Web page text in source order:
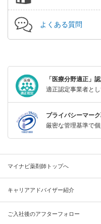
よくある質問
「医療分野適正」
適正認定事業者とし
プライバシーマー
厳密な管理基準で
マイナビ薬剤師トップへ
キャリアアドバイザー紹介
ご入社後のアフターフォロー